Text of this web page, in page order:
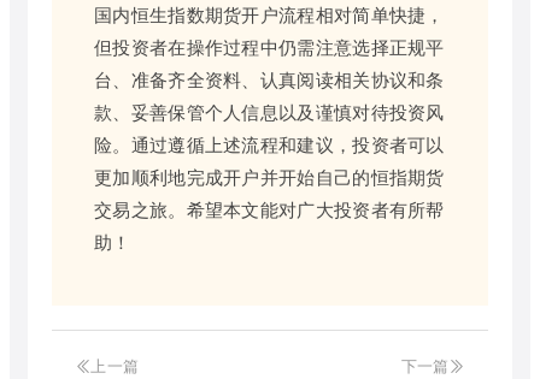
国内恒生指数期货开户流程相对简单快捷，
但投资者在操作过程中仍需注意选择正规平
台、准备齐全资料、认真阅读相关协议和条
款、妥善保管个人信息以及谨慎对待投资风
险。通过遵循上述流程和建议，投资者可以
更加顺利地完成开户并开始自己的恒指期货
交易之旅。希望本文能对广大投资者有所帮
助！
上一篇 下一篇